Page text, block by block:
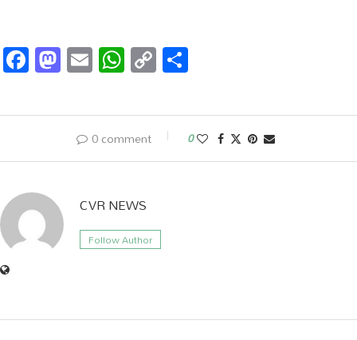
Facebook
Mastodon
EmailWhatsApp
Copy
Link
0 comment 0
CVR NEWS
Follow Author